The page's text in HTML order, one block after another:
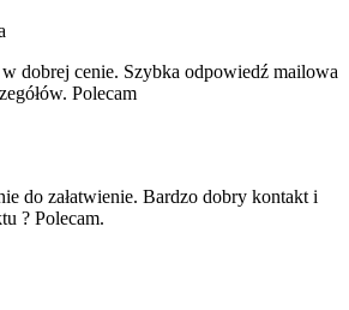
dobrej cenie. Szybka odpowiedź mailowa
Polecam
do załatwienie. Bardzo dobry kontakt i
? Polecam.